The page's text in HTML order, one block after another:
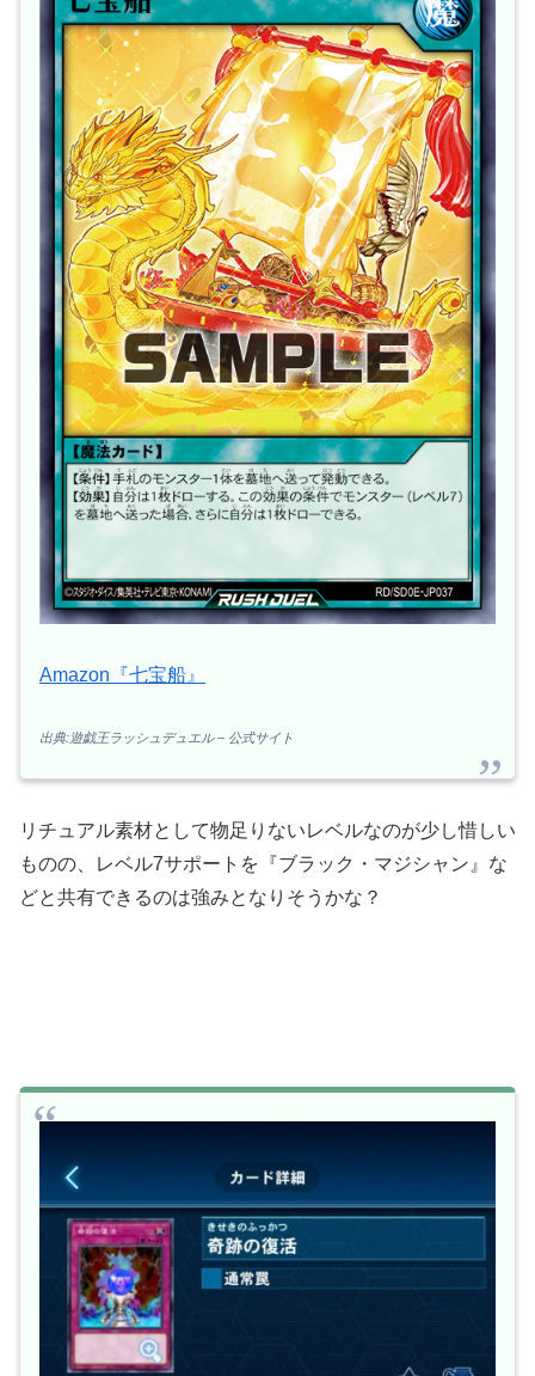
Amazon『七宝船』
出典:遊戯王ラッシュデュエル – 公式サイト
リチュアル素材として物足りないレベルなのが少し惜しい
ものの、レベル7サポートを『ブラック・マジシャン』な
どと共有できるのは強みとなりそうかな？